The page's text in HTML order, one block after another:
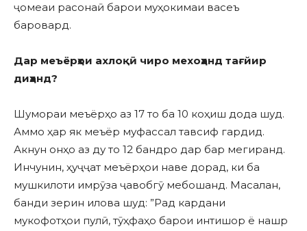
ҷомеаи расонаӣ барои муҳокимаи васеъ
баровард.
Дар меъёрҳои ахлоқӣ чиро мехоҳанд тағйир
диҳанд?
Шумораи меъёрҳо аз 17 то ба 10 коҳиш дода шуд.
Аммо ҳар як меъёр муфассал тавсиф гардид.
Акнун онҳо аз ду то 12 бандро дар бар мегиранд.
Инчунин, ҳуҷҷат меъёрҳои наве дорад, ки ба
мушкилоти имрӯза ҷавобгӯ мебошанд. Масалан,
банди зерин илова шуд: ”Рад кардани
мукофотҳои пулӣ, тӯҳфаҳо барои интишор ё нашр